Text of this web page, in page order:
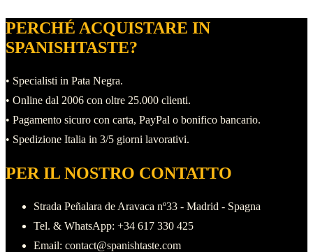
Sánchez
Romero
PERCHÉ ACQUISTARE IN
SPANISHTASTE?
• Specialisti in Pata Negra.
• Online dal 2006 con oltre 25.000 clienti.
• Pagamento sicuro con carta, PayPal o bonifico bancario.
• Spedizione Italia in 3/5 giorni lavorativi.
PER IL NOSTRO CONTATTO
Strada Peñalara de Aravaca nº33 - Madrid - Spagna
Tel. & WhatsApp: +34 617 330 425
Email: contact@spanishtaste.com